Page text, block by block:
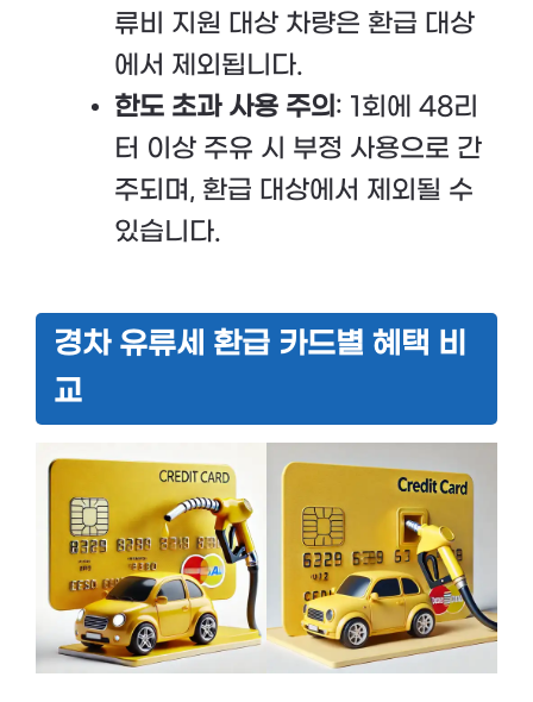
류비 지원 대상 차량은 환급 대상
에서 제외됩니다.
한도 초과 사용 주의 : 1회에 48리
터 이상 주유 시 부정 사용으로 간
주되며, 환급 대상에서 제외될 수
있습니다.
경차 유류세 환급 카드별 혜택 비
교